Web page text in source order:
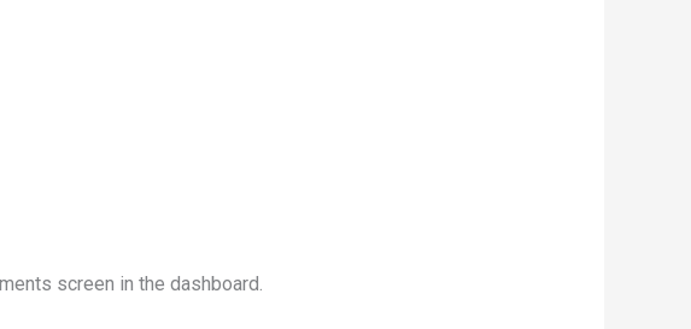
screen in the dashboard.